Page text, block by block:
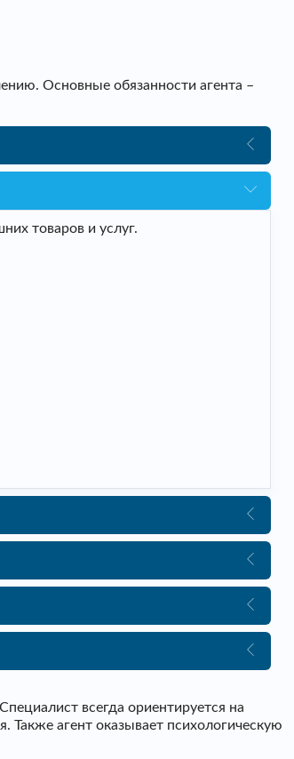
Основные обязанности агента –
товаров и услуг.
всегда ориентируется на
агент оказывает психологическую